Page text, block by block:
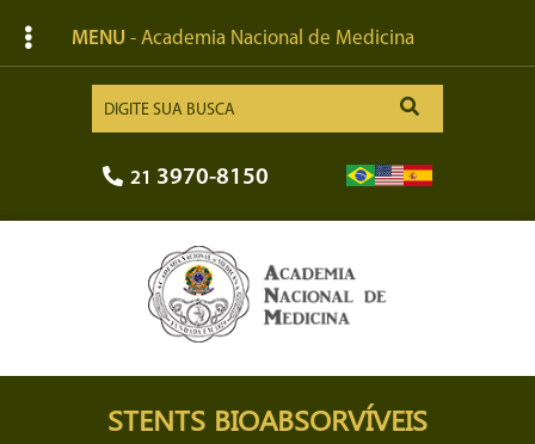
MENU - Academia Nacional de Medicina
21 3970-8150
STENTS BIOABSORVÍVEIS